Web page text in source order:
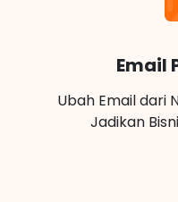
Email
Ubah Email dari
Jadikan